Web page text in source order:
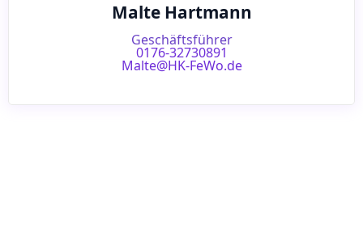
Malte Hartmann
Geschäftsführer
0176-32730891
Malte@HK-FeWo.de